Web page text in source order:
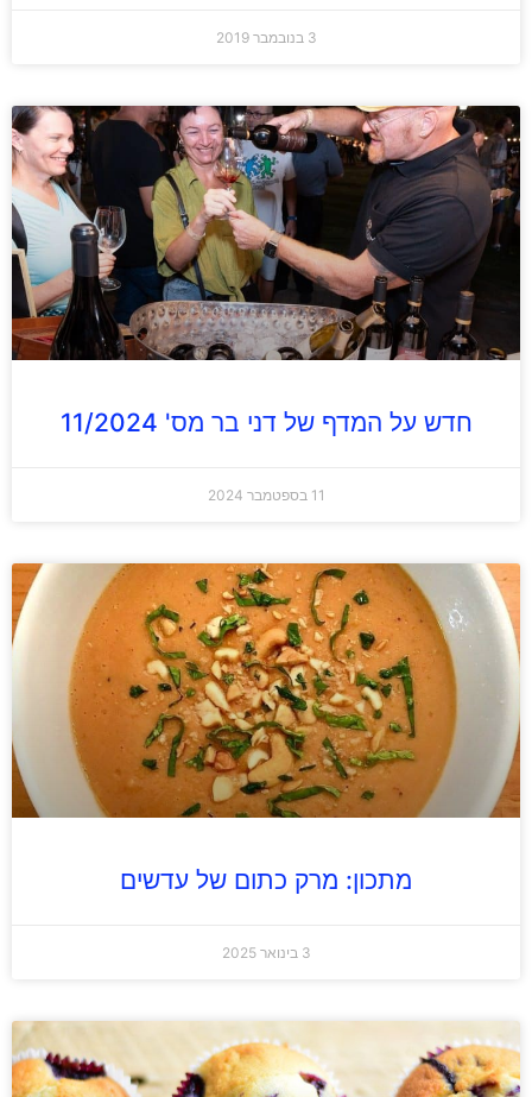
3 בנובמבר 2019
חדש על המדף של דני בר מס' 11/2024
11 בספטמבר 2024
מתכון: מרק כתום של עדשים
3 בינואר 2025